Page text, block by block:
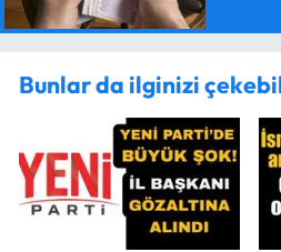
Bunlar da ilginizi